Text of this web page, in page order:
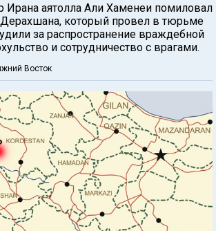
Ирана аятолла Али Хаменеи помиловал
Дерахшана, который провел в тюрьме
за распространение враждебной
и сотрудничество с врагами.
Восток